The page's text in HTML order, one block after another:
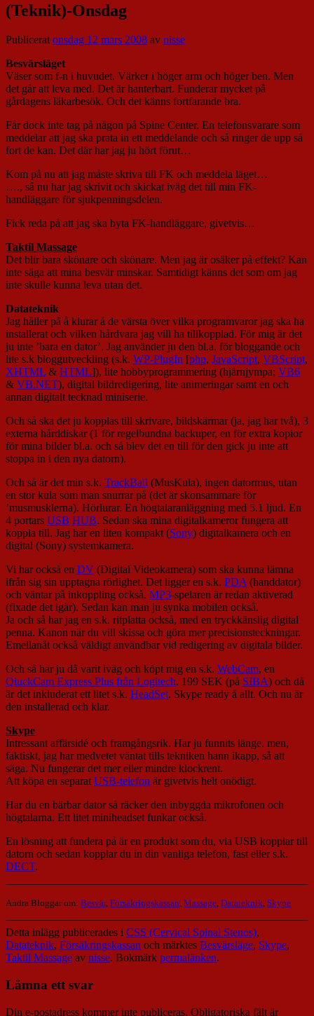
(Teknik)-Onsdag
Publiceratonsdag 12 mars 2008 av nisse
Besvärsläget
Väser som f-n i huvudet. Värker i höger arm och höger ben. Men
det går att leva med. Det är hanterbart. Funderar mycket på
gårdagens läkarbesök. Och det känns fortfarande bra.
Får dock inte tag på någon på Spine Center. En telefonsvarare som
meddelar att jag ska prata in ett meddelande och så ringer de upp så
fort de kan. Det där har jag ju hört förut…
Kom på nu att jag måste skriva till FK och meddela läget…
…., så nu har jag skrivit och skickat iväg det till min FK-
handläggare för sjukpenningsdelen.
Fick reda på att jag ska byta FK-handläggare, givetvis…
Taktil Massage
Det blir bara skönare och skönare. Men jag är osäker på effekt? Kan
inte säga att mina besvär minskar. Samtidigt känns det som om jag
inte skulle kunna leva utan det.
Datateknik
Jag håller på å klurar å de värsta över vilka programvaror jag ska ha
installerat och vilken hårdvara jag vill ha tillkopplad. För mig är det
ju inte ’bara en dator’. Jag använder ju den bl.a. för bloggande och
lite s.k bloggutveckling (s.k. WP-PlugIn [php, JavaScript, VBScript,
XHTML & HTML]), lite hobbyprogrammering (hjärnjympa; VB6
& VB.NET), digital bildredigering, lite animeringar samt en och
annan digitalt tecknad miniserie.
Och så ska det ju kopplas till skrivare, bildskärmar (ja, jag har två), 3
externa hårddiskar (1 för regelbundna backuper, en för extra kopior
för mina bilder bl.a. och så blev det en till för den gick ju inte att
stoppa in i den nya datorn).
Och så är det min s.k. TrackBall (MusKula), ingen datormus, utan
en stor kula som man snurrar på (det är skonsammare för
’musmusklerna). Hörlurar. En högtalaranläggning med 5.1 ljud. En
4 portars USB HUB. Sedan ska mina digitalkameror fungera att
koppla till. Jag har en liten kompakt (Sony) digitalkamera och en
digital (Sony) systemkamera.
Vi har också en DV (Digital Videokamera) som ska kunna lämna
ifrån sig sin upptagna rörlighet. Det ligger en s.k. PDA(handdator)
och väntar på inkoppling också. MP3-spelaren är redan aktiverad
(fixade det igår). Sedan kan man ju synka mobilen också.
Ja och så har jag en s.k. ritplatta också, med en tryckkänslig digital
penna. Kanon när du vill skissa och göra mer precisionsteckningar.
Emellanåt också väldigt användbar vid redigering av digitala bilder.
Och så har ju då varit iväg och köpt mig en s.k. WebCam, en
QiuckCam Express Plus från Logitech. 199 SEK (på SIBA) och då
är det inkluderat ett litet s.k. HeadSet. Skype ready å allt. Och nu är
den installerad och klar.
Skype
Intressant affärsidé och framgångsrik. Har ju funnits länge. men,
faktiskt, jag har medvetet väntat tills tekniken hann ikapp, så att
säga. Nu fungerar det mer eller mindre klockrent.
Att köpa en separatUSB-telefon är givetvis helt onödigt.
Har du en bärbar dator så räcker den inbyggda mikrofonen och
högtalarna. Ett litet miniheadset funkar också.
En lösning att fundera på är en produkt som du, via USB kopplar till
datorn och sedan kopplar du in din vanliga telefon, fast eller s.k.
DECT.
Andra Bloggar om: Besvär, Försäkringskassan, Massage, Datateknik, Skype
Detta inlägg publicerades i CSS (Cervical Spinal Stenos),
Datateknik, Försäkringskassan och märktes Besvärsläge, Skype,
Taktil Massage av nisse. Bokmärk permalänken.
Lämna ett svar
Din e-postadress kommer inte publiceras. Obligatoriska fält är